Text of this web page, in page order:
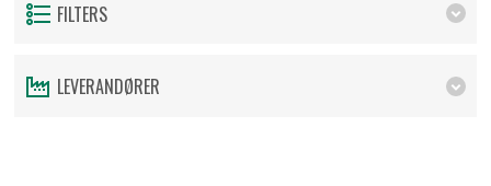
FILTERS
LEVERANDØRER